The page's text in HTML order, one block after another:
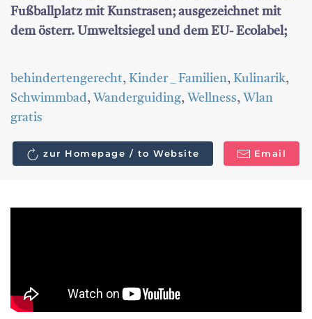
Fußballplatz mit Kunstrasen; ausgezeichnet mit
dem österr. Umweltsiegel und dem EU- Ecolabel;
behindertengerecht, Kinder _ Familien, Kulinarik,
Schwimmbad, Wanderguiding, Wellness, Wlan
gratis
zur Homepage / to Website Email